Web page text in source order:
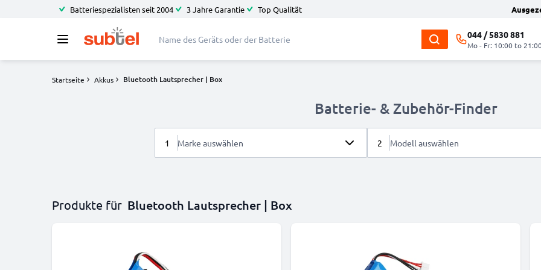
Batteriespezialisten seit 2004 3 Jahre Garantie Top Qualität
044 / 5830 881
Mo - Fr: 10:00 to 21:00
Startseite Akkus Bluetooth Lautsprecher | Box
Batterie- & Zubehör-Finder
1 Marke auswählen 2 Modell auswählen
Produkte für Bluetooth Lautsprecher | Box